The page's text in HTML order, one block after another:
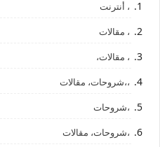
، أنترنت
، مقالات
، مقالات،
،،شروحات، مقالات
،شروحات
،شروحات، مقالات